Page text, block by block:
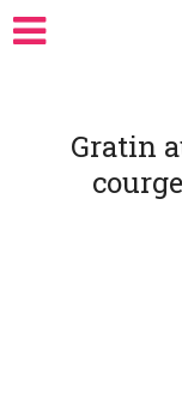
Gratin